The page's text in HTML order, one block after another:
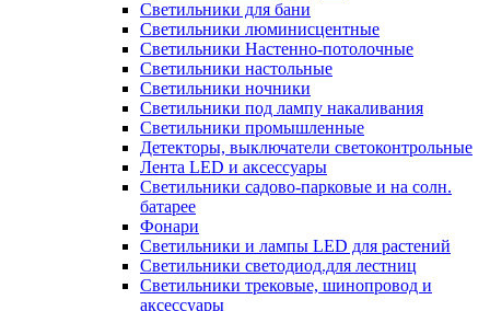
Светильники для бани
Светильники люминисцентные
Светильники Настенно-потолочные
Светильники настольные
Светильники ночники
Светильники под лампу накаливания
Светильники промышленные
Детекторы, выключатели светоконтрольные
Лента LED и аксессуары
Светильники садово-парковые и на солн.
батарее
Фонари
Светильники и лампы LED для растений
Светильники светодиод.для лестниц
Светильники трековые, шинопровод и
аксессуары